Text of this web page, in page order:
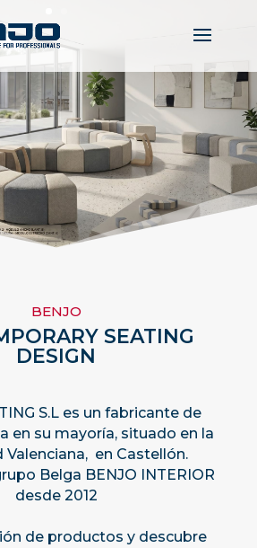
BENJO
SEATING
DESIGN
S.L es un fabricante de
en su mayoría, situado en la
Valenciana, en Castellón.
Belga BENJO INTERIOR
desde 2012
de productos y descubre